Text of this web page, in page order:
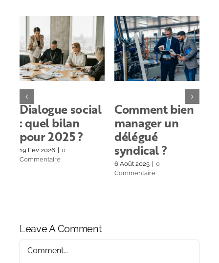
Dialogue social
: quel bilan
pour 2025 ?
19 Fév 2026 | 0
Commentaire
Comment bien
manager un
délégué
syndical ?
6 Août 2025 | 0
Commentaire
Leave A Comment
Comment